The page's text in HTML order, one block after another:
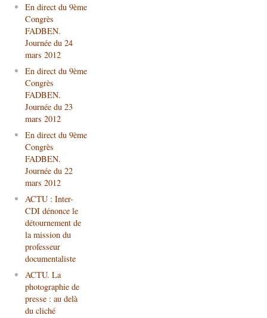
En direct du 9ème
Congrès
FADBEN.
Journée du 24
mars 2012
En direct du 9ème
Congrès
FADBEN.
Journée du 23
mars 2012
En direct du 9ème
Congrès
FADBEN.
Journée du 22
mars 2012
ACTU : Inter-
CDI dénonce le
détournement de
la mission du
professeur
documentaliste
ACTU. La
photographie de
presse : au delà
du cliché